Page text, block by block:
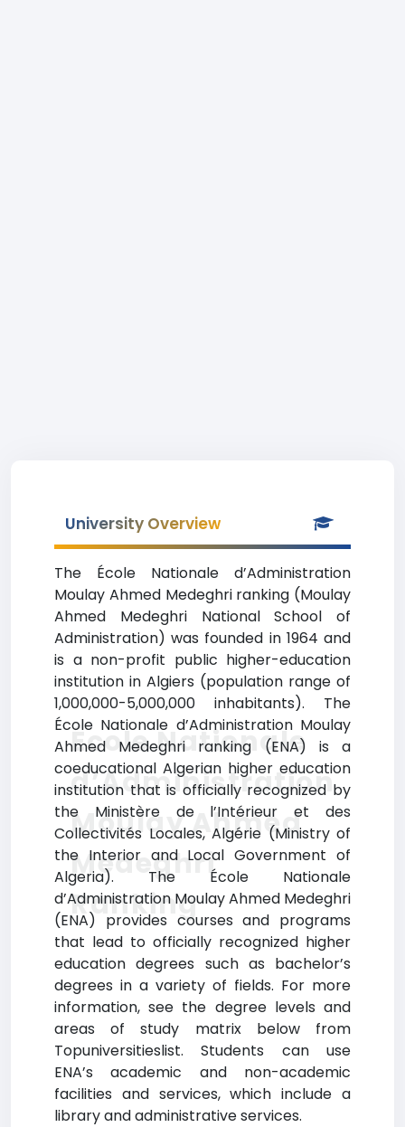
University Overview
The École Nationale d’Administration
Moulay Ahmed Medeghri ranking (Moulay
Ahmed Medeghri National School of
Administration) was founded in 1964 and
is a non-profit public higher-education
institution in Algiers (population range of
1,000,000-5,000,000 inhabitants). The
École Nationale d’Administration Moulay
Ahmed Medeghri ranking (ENA) is a
coeducational Algerian higher education
institution that is officially recognized by
the Ministère de l’Intérieur et des
Collectivités Locales, Algérie (Ministry of
the Interior and Local Government of
Algeria). The École Nationale
d’Administration Moulay Ahmed Medeghri
(ENA) provides courses and programs
that lead to officially recognized higher
education degrees such as bachelor’s
degrees in a variety of fields. For more
information, see the degree levels and
areas of study matrix below from
Topuniversitieslist. Students can use
ENA’s academic and non-academic
facilities and services, which include a
library and administrative services.
École Nationale
d’Administration
Moulay Ahmed
Medeghri
Ranking